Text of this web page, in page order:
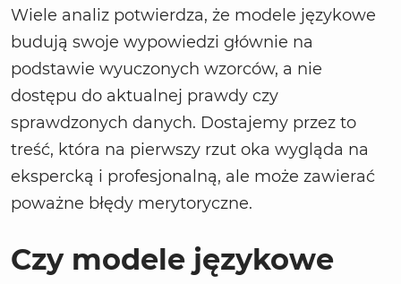
Wiele analiz potwierdza, że modele językowe
budują swoje wypowiedzi głównie na
podstawie wyuczonych wzorców, a nie
dostępu do aktualnej prawdy czy
sprawdzonych danych. Dostajemy przez to
treść, która na pierwszy rzut oka wygląda na
ekspercką i profesjonalną, ale może zawierać
poważne błędy merytoryczne.
Czy modele językowe